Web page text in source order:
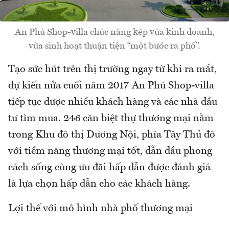
An Phú Shop-villa chức năng kép vừa kinh doanh,
vừa sinh hoạt thuận tiện “một bước ra phố”.
Tạo sức hút trên thị trường ngay từ khi ra mắt,
dự kiến nửa cuối năm 2017 An Phú Shop-villa
tiếp tục được nhiều khách hàng và các nhà đầu
tư tìm mua. 246 căn biệt thự thương mại nằm
trong Khu đô thị Dương Nội, phía Tây Thủ đô
với tiềm năng thương mại tốt, dẫn đầu phong
cách sống cùng ưu đãi hấp dẫn được đánh giá
là lựa chọn hấp dẫn cho các khách hàng.
Lợi thế với mô hình nhà phố thương mại